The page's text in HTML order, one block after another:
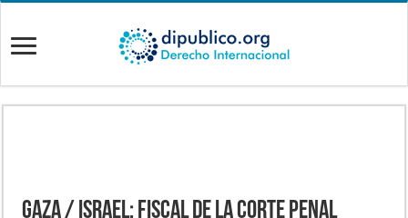
Gaza / Israel: Fiscal de la Corte Penal